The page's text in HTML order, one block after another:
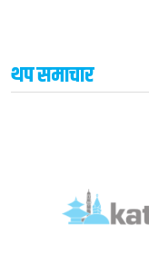
थप समाचार